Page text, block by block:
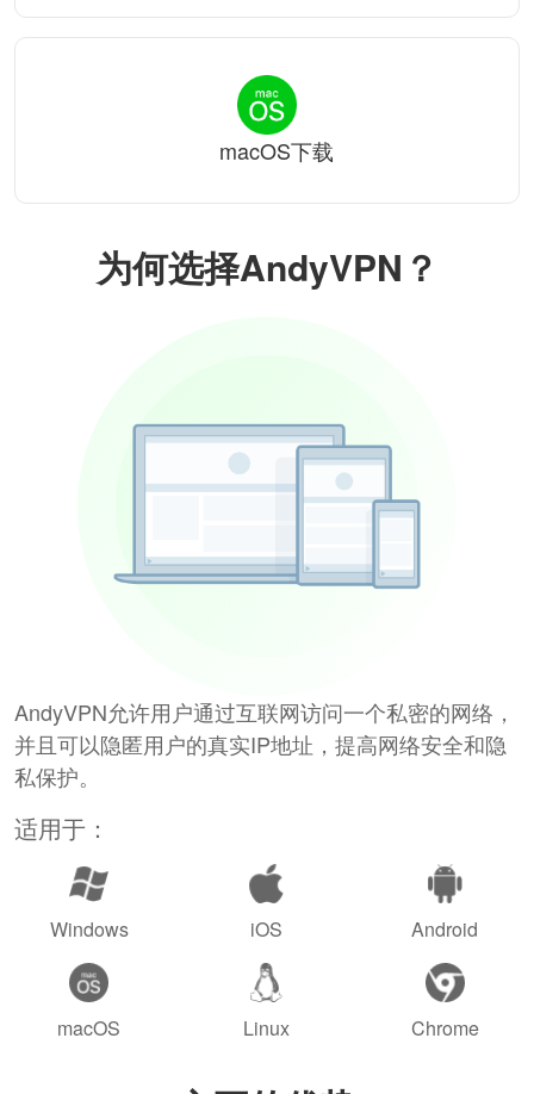
为何选择AndyVPN？
AndyVPN允许用户通过互联网访问一个私密的网络，
并且可以隐匿用户的真实IP地址，提高网络安全和隐
私保护。
适用于：
Windows iOS Android
macOS Linux Chrome
macOS下载